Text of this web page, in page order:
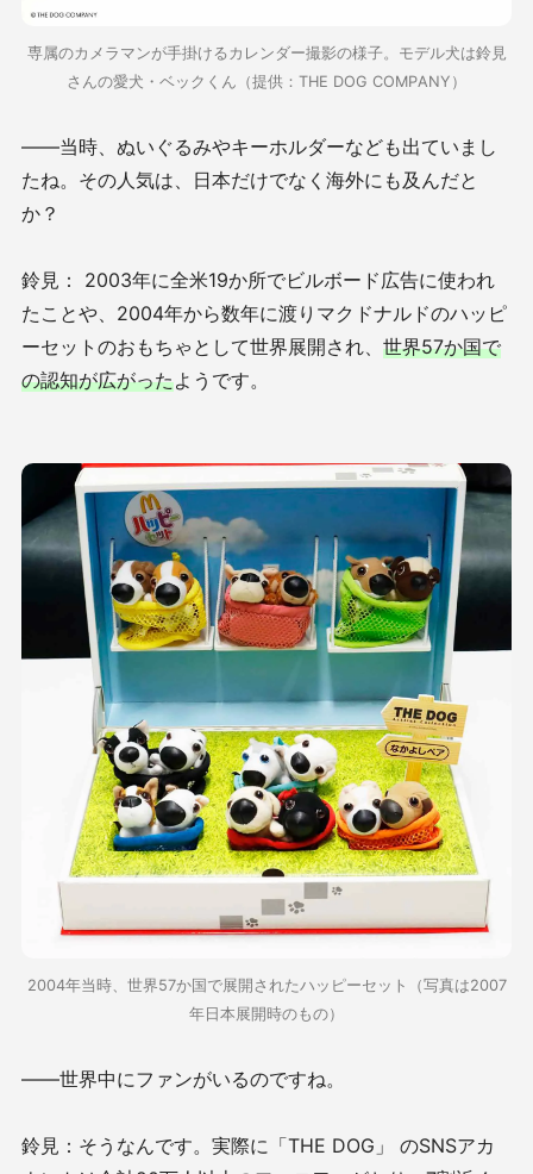
専属のカメラマンが手掛けるカレンダー撮影の様子。モデル犬は鈴見
さんの愛犬・ベックくん（提供：THE DOG COMPANY）
――当時、ぬいぐるみやキーホルダーなども出ていまし
たね。その人気は、日本だけでなく海外にも及んだと
か？
鈴見： 2003年に全米19か所でビルボード広告に使われ
たことや、2004年から数年に渡りマクドナルドのハッピ
ーセットのおもちゃとして世界展開され、 世界57か国で
の認知が広がったようです。
2004年当時、世界57か国で展開されたハッピーセット（写真は2007
年日本展開時のもの）
――世界中にファンがいるのですね。
鈴見：そうなんです。実際に「THE DOG」 のSNSアカ